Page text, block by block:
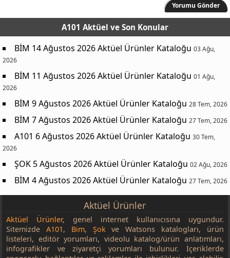
Yorumu Gönder
A101 Aktüel ve Son Konular
BİM 14 Ağustos 2026 Aktüel Ürünler Kataloğu 03 Ağu,
2026
BİM 11 Ağustos 2026 Aktüel Ürünler Kataloğu 01 Ağu,
2026
BİM 9 Ağustos 2026 Aktüel Ürünler Kataloğu 28 Tem, 2026
BİM 7 Ağustos 2026 Aktüel Ürünler Kataloğu 27 Tem, 2026
A101 6 Ağustos 2026 Aktüel Ürünler Kataloğu 30 Tem,
2026
ŞOK 5 Ağustos 2026 Aktüel Ürünler Kataloğu 02 Ağu, 2026
BİM 4 Ağustos 2026 Aktüel Ürünler Kataloğu 27 Tem, 2026
Aktüel Ürünler
Aktüel Ürünler, genel internet kullanıcısına uygundur.
SitemizdeA101, Bim, Şokve Watsons katalogları, ürün
listeleri, editör yorumları, videolu katalog/ürün anlatımları,
infografikler ve ziyaretçi yorumları bulunur. İçeriklerde